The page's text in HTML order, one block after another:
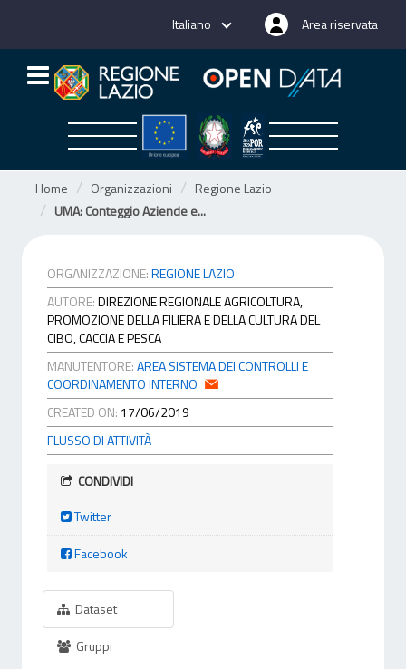
Italiano Area riservata
Home Organizzazioni
Regione Lazio
UMA: Conteggio Aziende e...
ORGANIZZAZIONE:REGIONE LAZIO
AUTORE:DIREZIONE REGIONALE AGRICOLTURA,
PROMOZIONE DELLA FILIERA E DELLA CULTURA DEL
CIBO, CACCIA E PESCA
MANUTENTORE:AREA SISTEMA DEI CONTROLLI E
COORDINAMENTO INTERNO
CREATED ON: 17/06/2019
FLUSSO DI ATTIVITÀ
CONDIVIDI
Twitter
Facebook
Dataset
Gruppi